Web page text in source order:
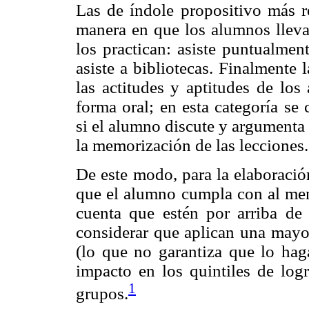
Las de índole propositivo más
manera en que los alumnos
los practican: asiste
asiste a bibliotecas. Finalmente
las actitudes y aptitudes de los
forma oral; en esta categoría se
si el alumno discute y
la memorización de las lecciones.
De este modo, para la
que el alumno cumpla con al
cuenta que estén por arriba
considerar que aplican una
(lo que no garantiza que lo
impacto en los quintiles de
grupos.1